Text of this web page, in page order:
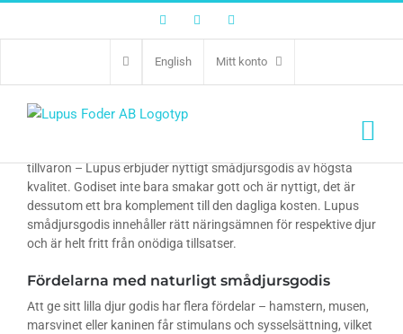
FacebookTwitter
English Mitt konto
Nyttigt smådjursgodis till hamster, mus,
marsvin och kanin
tillvaron – Lupus erbjuder nyttigt smådjursgodis av högsta
kvalitet. Godiset inte bara smakar gott och är nyttigt, det är
dessutom ett bra komplement till den dagliga kosten. Lupus
smådjursgodis innehåller rätt näringsämnen för respektive djur
och är helt fritt från onödiga tillsatser.
Fördelarna med naturligt smådjursgodis
Att ge sitt lilla djur godis har flera fördelar – hamstern, musen,
marsvinet eller kaninen får stimulans och sysselsättning, vilket